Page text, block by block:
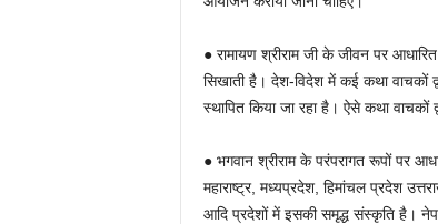
● रामायण श्रीराम जी के जीवन पर
सिखाती है। देश-विदेश में कई कथा वाचकों
स्थापित किया जा रहा है। ऐसे कथा वाचकों
● भगवान श्रीराम के परंपरागत रूपों पर
महाराष्ट्र, मध्यप्रदेश, हिमांचल प्रदेश
आदि प्रदेशों में इसकी समृद्ध संस्कृति है।